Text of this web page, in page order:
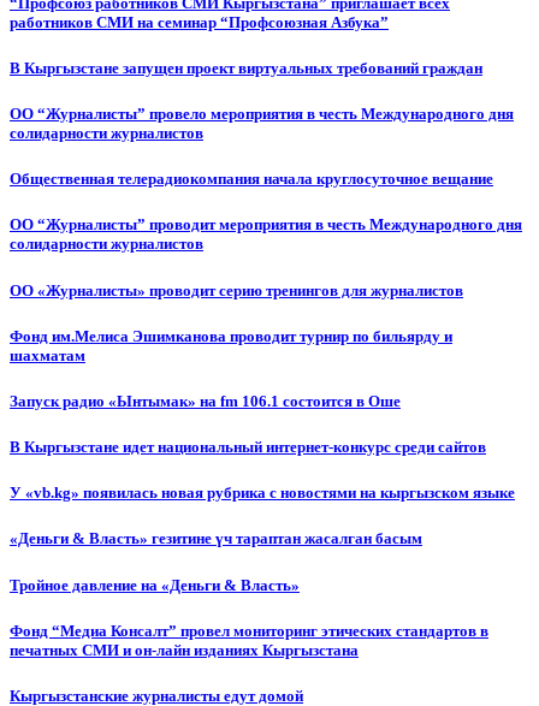
работников СМИ на семинар “Профсоюзная Азбука”
В Кыргызстане запущен проект виртуальных требований граждан
ОО “Журналисты” провело мероприятия в честь Международного дня
солидарности журналистов
Общественная телерадиокомпания начала круглосуточное вещание
ОО “Журналисты” проводит мероприятия в честь Международного дня
солидарности журналистов
ОО «Журналисты» проводит серию тренингов для журналистов
Фонд им.Мелиса Эшимканова проводит турнир по бильярду и
шахматам
Запуск радио «Ынтымак» на fm 106.1 состоится в Оше
В Кыргызстане идет национальный интернет-конкурс среди сайтов
У «vb.kg» появилась новая рубрика с новостями на кыргызском языке
«Деньги & Власть» гезитине үч тараптан жасалган басым
Тройное давление на «Деньги & Власть»
Фонд “Медиа Консалт” провел мониторинг этических стандартов в
печатных СМИ и он-лайн изданиях Кыргызстана
Кыргызстанские журналисты едут домой